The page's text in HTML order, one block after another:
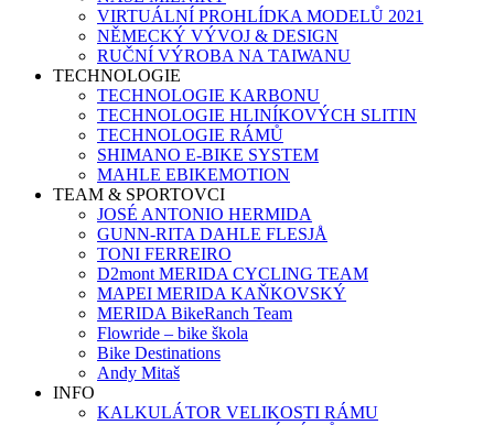
VIRTUÁLNÍ PROHLÍDKA MODELŮ 2021
NĚMECKÝ VÝVOJ & DESIGN
RUČNÍ VÝROBA NA TAIWANU
TECHNOLOGIE
TECHNOLOGIE KARBONU
TECHNOLOGIE HLINÍKOVÝCH SLITIN
TECHNOLOGIE RÁMŮ
SHIMANO E-BIKE SYSTEM
MAHLE EBIKEMOTION
TEAM & SPORTOVCI
JOSÉ ANTONIO HERMIDA
GUNN-RITA DAHLE FLESJÅ
TONI FERREIRO
D2mont MERIDA CYCLING TEAM
MAPEI MERIDA KAŇKOVSKÝ
MERIDA BikeRanch Team
Flowride – bike škola
Bike Destinations
Andy Mitaš
INFO
KALKULÁTOR VELIKOSTI RÁMU